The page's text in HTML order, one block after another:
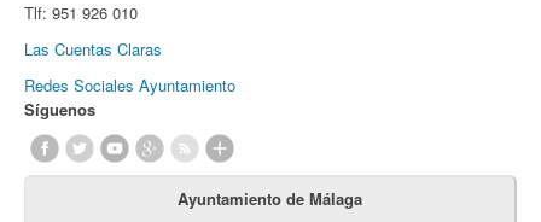
Tlf: 951 926 010
Las Cuentas Claras
Redes Sociales Ayuntamiento
Síguenos
Ayuntamiento de Málaga